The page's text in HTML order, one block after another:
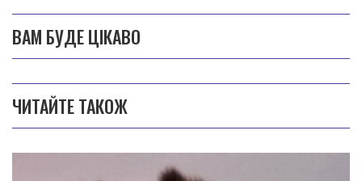
ВАМ БУДЕ ЦІКАВО
ЧИТАЙТЕ ТАКОЖ